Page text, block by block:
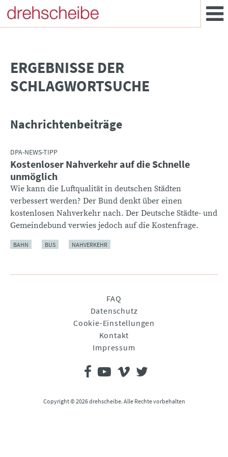
­ERGEBNISSE DER
SCHLAGWORTSUCHE
Nachrichtenbeiträge
DPA-NEWS-TIPP
Kostenloser Nahverkehr auf die Schnelle
unmöglich
Wie kann die Luftqualität in deutschen Städten
verbessert werden? Der Bund denkt über einen
kostenlosen Nahverkehr nach. Der Deutsche Städte- und
Gemeindebund verwies jedoch auf die Kostenfrage.
BAHN BUS NAHVERKEHR
FAQ
Datenschutz
Cookie-Einstellungen
Kontakt
Impressum
Copyright © 2026 drehscheibe. Alle Rechte vorbehalten